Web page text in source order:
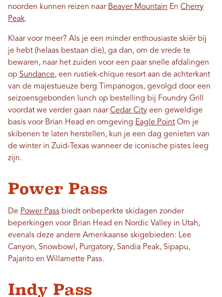
noorden kunnen reizen naar Beaver Mountain En Cherry
Peak.
Klaar voor meer? Als je een minder enthousiaste skiër bij
je hebt (helaas bestaan ​​die), ga dan, om de vrede te
bewaren, naar het zuiden voor een paar snelle afdalingen
op Sundance, een rustiek-chique resort aan de achterkant
van de majestueuze berg Timpanogos, gevolgd door een
seizoensgebonden lunch op bestelling bij Foundry Grill
voordat we verder gaan naarCedar City een geweldige
basis voor Brian Head en omgeving Eagle Point Om je
skibenen te laten herstellen, kun je een dag genieten van
de winter in Zuid-Texas wanneer de iconische pistes leeg
zijn.
Power Pass
De Power Pass biedt onbeperkte skidagen zonder
beperkingen voor Brian Head en Nordic Valley in Utah,
evenals deze andere Amerikaanse skigebieden: Lee
Canyon, Snowbowl, Purgatory, Sandia Peak, Sipapu,
Pajarito en Willamette Pass.
Indy Pass